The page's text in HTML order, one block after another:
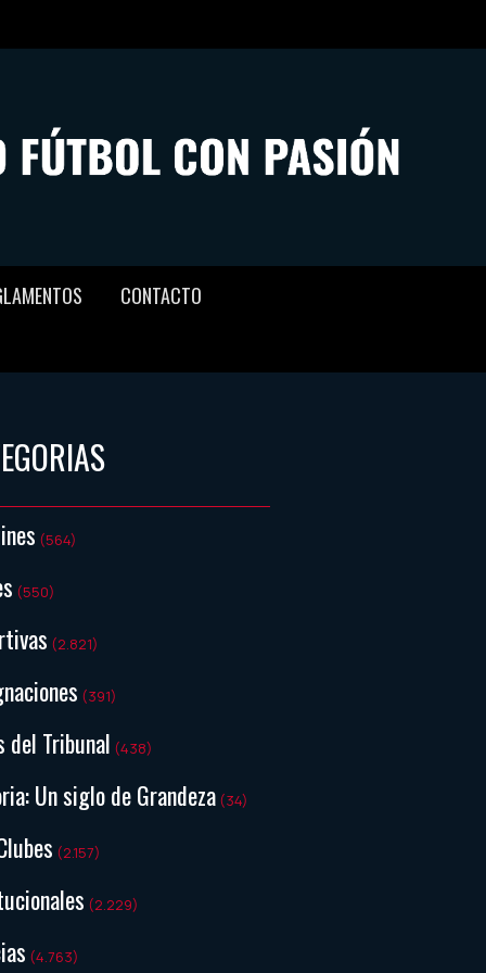
CONTACTO
(564)
(550)
(2.821)
(391)
del Tribunal (438)
Un siglo de Grandeza (34)
(2.157)
(2.229)
(4.763)